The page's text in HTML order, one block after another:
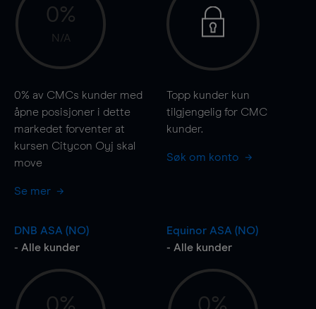
0%
N/A
0% av CMCs kunder med
åpne posisjoner i dette
markedet forventer at
kursen Citycon Oyj skal
move
Se mer
Topp kunder kun
tilgjengelig for CMC
kunder.
Søk om konto
DNB ASA (NO)
- Alle kunder
Equinor ASA (NO)
- Alle kunder